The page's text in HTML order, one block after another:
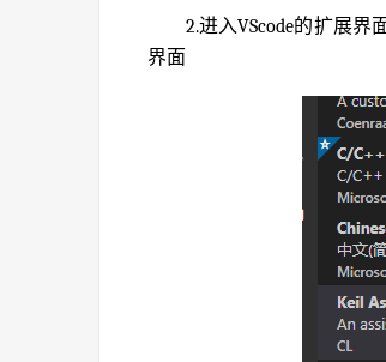
2.进入VScode的扩展界
界面